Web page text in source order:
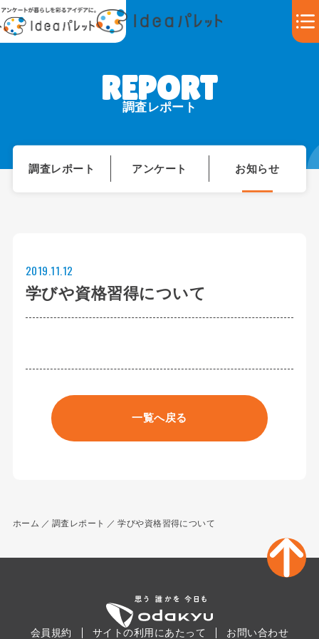
調査レポート
調査レポート アンケート お知らせ
学びや資格習得について
2019.11.12
一覧へ戻る
ホーム 調査レポート 学びや資格習得について
会員規約 サイトの利用にあたって お問い合わせ